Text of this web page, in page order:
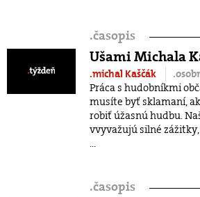
.časopis
Ušami Michala
.michal Kaščák
Práca s hudobníkmi
musíte byť sklamaní,
robiť úžasnú hudbu.
vvyvažujú silné
...
.časopis